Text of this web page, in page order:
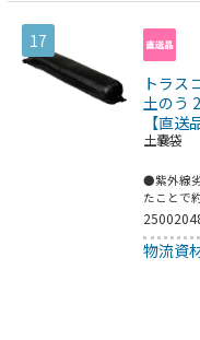
17
トラス
土のう
【直送
土嚢袋
●紫外線
たことで
止水や泥
ロープ付
物流資